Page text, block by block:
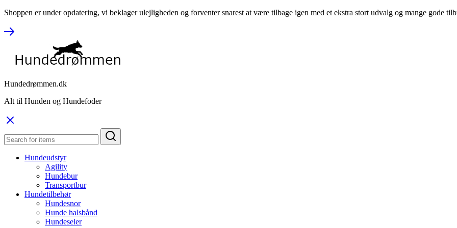
Shoppen er under opdatering, vi beklager ulejligheden og forventer snarest at være tilbage igen med et ekstra stort udvalg og mange gode
Hundedrømmen.dk
Alt til Hunden og Hundefoder
Hundeudstyr
Agility
Hundebur
Transportbur
Hundetilbehør
Hundesnor
Hunde halsbånd
Hundeseler